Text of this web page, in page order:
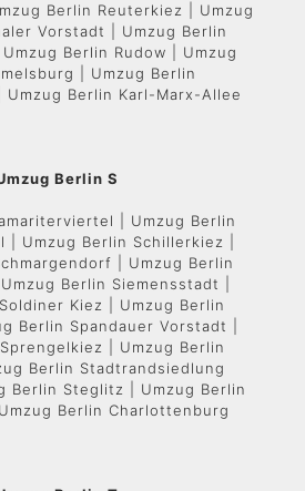
Berlin Reuterkiez | Umzug
Vorstadt | Umzug Berlin
Berlin Rudow | Umzug
| Umzug Berlin
Berlin Karl-Marx-Allee
Berlin S
| Umzug Berlin
| Umzug Berlin Schillerkiez |
| Umzug Berlin
Berlin Siemensstadt |
Kiez | Umzug Berlin
Berlin Spandauer Vorstadt |
| Umzug Berlin
Berlin Stadtrandsiedlung
Berlin Steglitz | Umzug Berlin
Berlin Charlottenburg